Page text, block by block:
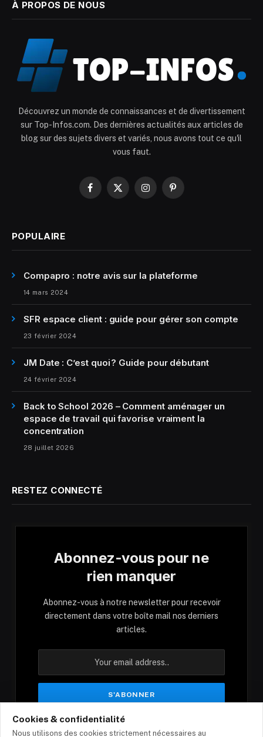
À PROPOS DE NOUS
Découvrez un monde de connaissances et de divertissement
sur Top-Infos.com. Des dernières actualités aux articles de
blog sur des sujets divers et variés, nous avons tout ce qu'il
vous faut.
Facebook
X
InstagramPinterest
POPULAIRE
Compapro : notre avis sur la plateforme
14 mars 2024
SFR espace client : guide pour gérer son compte
23 février 2024
JM Date : C’est quoi ? Guide pour débutant
24 février 2024
Back to School 2026 – Comment aménager un
espace de travail qui favorise vraiment la
concentration
28 juillet 2026
RESTEZ CONNECTÉ
Abonnez-vous pour ne
rien manquer
Abonnez-vous à notre newsletter pour recevoir
directement dans votre boîte mail nos derniers
articles.
En vous inscrivant, vous acceptez nos conditions
Cookies & confidentialité
Nous utilisons des cookies strictement nécessaires au